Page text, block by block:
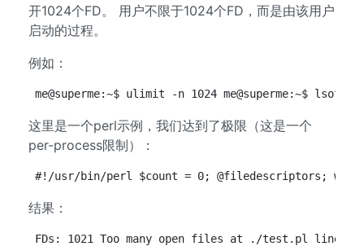
开1024个FD。 用户不限于1024个FD，而是由该用户
启动的过程。
例如：
me@superme:~$ ulimit -n 1024 me@superme:~$ lsof
这里是一个perl示例，我们达到了极限（这是一个
per-process限制）：
#!/usr/bin/perl $count = 0; @filedescriptors;
结果：
FDs: 1021 Too many open files at ./test.pl line 8.